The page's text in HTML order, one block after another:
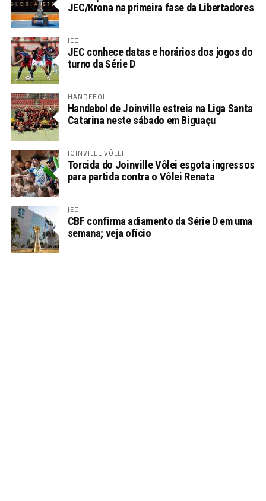
JEC/Krona na primeira fase da Libertadores
JEC
JEC conhece datas e horários dos jogos do
turno da Série D
HANDEBOL
Handebol de Joinville estreia na Liga Santa
Catarina neste sábado em Biguaçu
JOINVILLE VÔLEI
Torcida do Joinville Vôlei esgota ingressos
para partida contra o Vôlei Renata
JEC
CBF confirma adiamento da Série D em uma
semana; veja ofício